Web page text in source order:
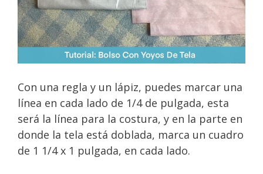
Con una regla y un lápiz, puedes marcar una
línea en cada lado de 1/4 de pulgada, esta
será la línea para la costura, y en la parte en
donde la tela está doblada, marca un cuadro
de 1 1/4 x 1 pulgada, en cada lado.